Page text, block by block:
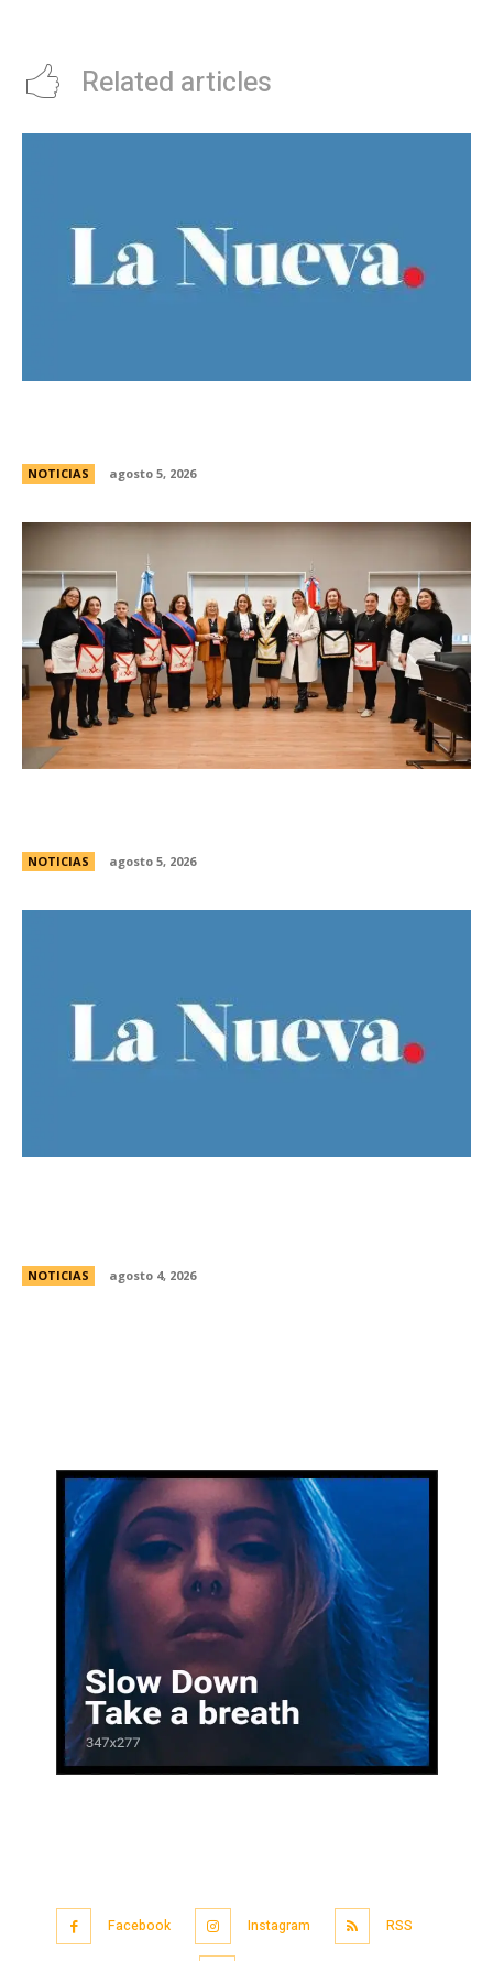
Related articles
NOTICIAS agosto 5, 2026
NOTICIAS agosto 5, 2026
NOTICIAS agosto 4, 2026
Facebook Instagram RSS